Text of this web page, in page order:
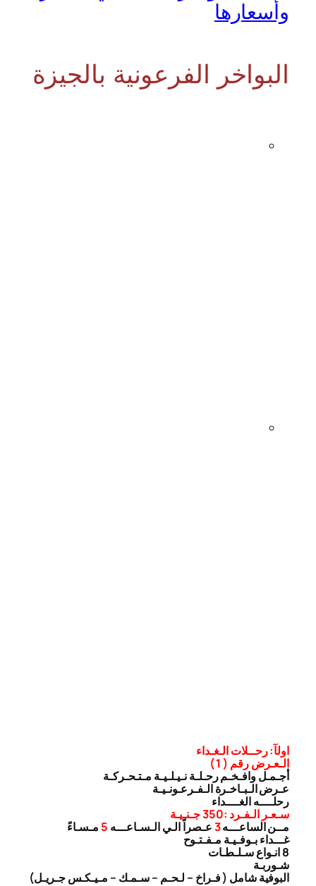
وأسعارها
البواخر الفرعونية بالجيزة
اولآ: رحــلات الـغـداء
الـعـرض رقم ( 1 )
أجـمـل وافـخـم رحـلـة نـيـلـيـة مـتـحـركـة
عـرض الـبـاخـرة الـفـرعـونـيـة
رحلــــه الغــــداء
سـعـر الـفـرد :350 جـنـيـة
مــن الساعـــه3عـصراً الـي الـسـاعـــه 5 مـسـاءً
غـــداء بـوفـيـة مـفـتـوح
8 انـواع سـلـطـات
شـوربـة
البوفية شامل ( فـراخ – لـحـم – سـمـك – مـيـكـس جـريـل)